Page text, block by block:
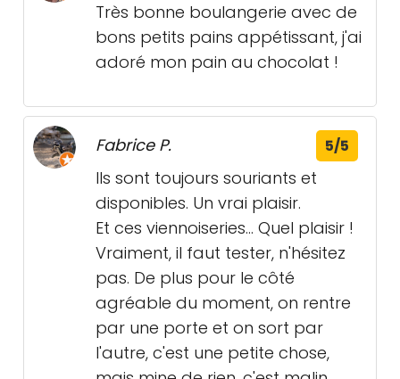
Très bonne boulangerie avec de
bons petits pains appétissant, j'ai
adoré mon pain au chocolat !
Fabrice P. 5/5
Ils sont toujours souriants et
disponibles. Un vrai plaisir.
Et ces viennoiseries... Quel plaisir !
Vraiment, il faut tester, n'hésitez
pas. De plus pour le côté
agréable du moment, on rentre
par une porte et on sort par
l'autre, c'est une petite chose,